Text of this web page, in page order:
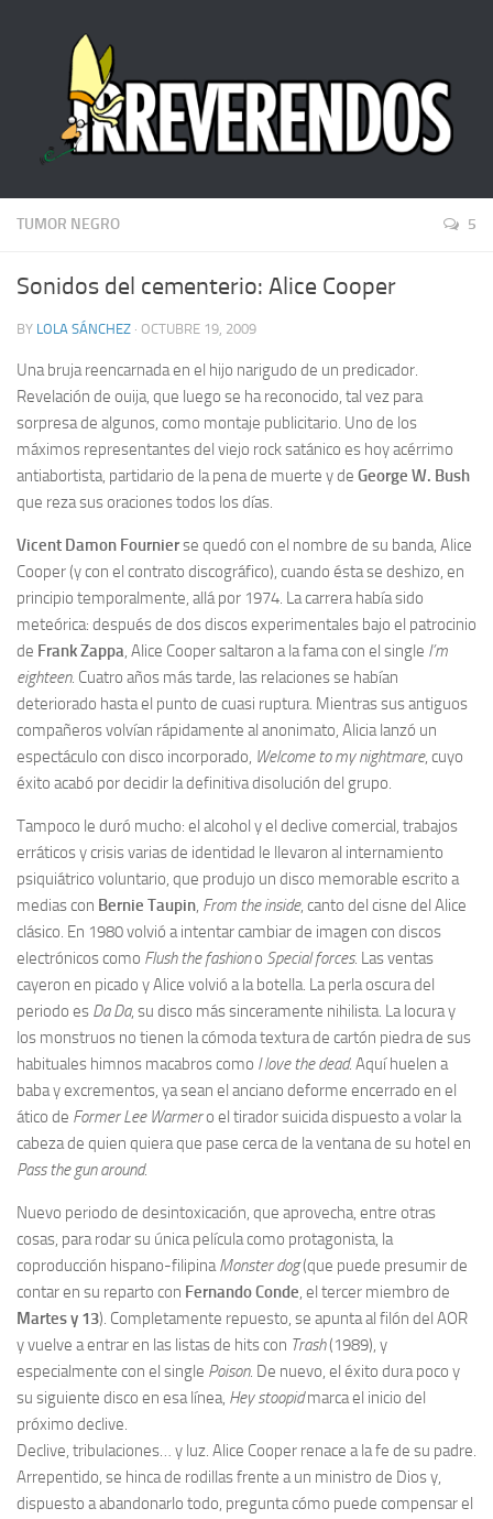
TUMOR NEGRO 5
Sonidos del cementerio: Alice Cooper
BY LOLA SÁNCHEZ · OCTUBRE 19, 2009
Una bruja reencarnada en el hijo narigudo de un predicador.
Revelación de ouija, que luego se ha reconocido, tal vez para
sorpresa de algunos, como montaje publicitario. Uno de los
máximos representantes del viejo rock satánico es hoy acérrimo
antiabortista, partidario de la pena de muerte y de George W. Bush
que reza sus oraciones todos los días.
Vicent Damon Fournierse quedó con el nombre de su banda, Alice
Cooper (y con el contrato discográfico), cuando ésta se deshizo, en
principio temporalmente, allá por 1974. La carrera había sido
meteórica: después de dos discos experimentales bajo el patrocinio
de Frank Zappa, Alice Cooper saltaron a la fama con el single I’m
eighteen. Cuatro años más tarde, las relaciones se habían
deteriorado hasta el punto de cuasi ruptura. Mientras sus antiguos
compañeros volvían rápidamente al anonimato, Alicia lanzó un
espectáculo con disco incorporado, Welcome to my nightmare, cuyo
éxito acabó por decidir la definitiva disolución del grupo.
Tampoco le duró mucho: el alcohol y el declive comercial, trabajos
erráticos y crisis varias de identidad le llevaron al internamiento
psiquiátrico voluntario, que produjo un disco memorable escrito a
medias con Bernie Taupin, From the inside, canto del cisne del Alice
clásico. En 1980 volvió a intentar cambiar de imagen con discos
electrónicos como Flush the fashiono Special forces. Las ventas
cayeron en picado y Alice volvió a la botella. La perla oscura del
periodo es Da Da, su disco más sinceramente nihilista. La locura y
los monstruos no tienen la cómoda textura de cartón piedra de sus
habituales himnos macabros como I love the dead. Aquí huelen a
baba y excrementos, ya sean el anciano deforme encerrado en el
ático de Former Lee Warmero el tirador suicida dispuesto a volar la
cabeza de quien quiera que pase cerca de la ventana de su hotel en
Pass the gun around.
Nuevo periodo de desintoxicación, que aprovecha, entre otras
cosas, para rodar su única película como protagonista, la
coproducción hispano-filipinaMonster dog(que puede presumir de
contar en su reparto con Fernando Conde, el tercer miembro de
Martes y 13). Completamente repuesto, se apunta al filón del AOR
y vuelve a entrar en las listas de hits con Trash(1989), y
especialmente con el single Poison. De nuevo, el éxito dura poco y
su siguiente disco en esa línea, Hey stoopidmarca el inicio del
próximo declive.
Declive, tribulaciones… y luz. Alice Cooper renace a la fe de su padre.
Arrepentido, se hinca de rodillas frente a un ministro de Dios y,
dispuesto a abandonarlo todo, pregunta cómo puede compensar el